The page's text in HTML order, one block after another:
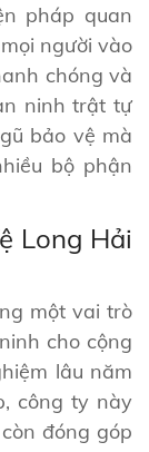
pháp quan
người vào
chóng và
ninh trật tự
bảo vệ mà
bộ phận
Long Hải
một vai trò
cho cộng
lâu năm
công ty này
đóng góp